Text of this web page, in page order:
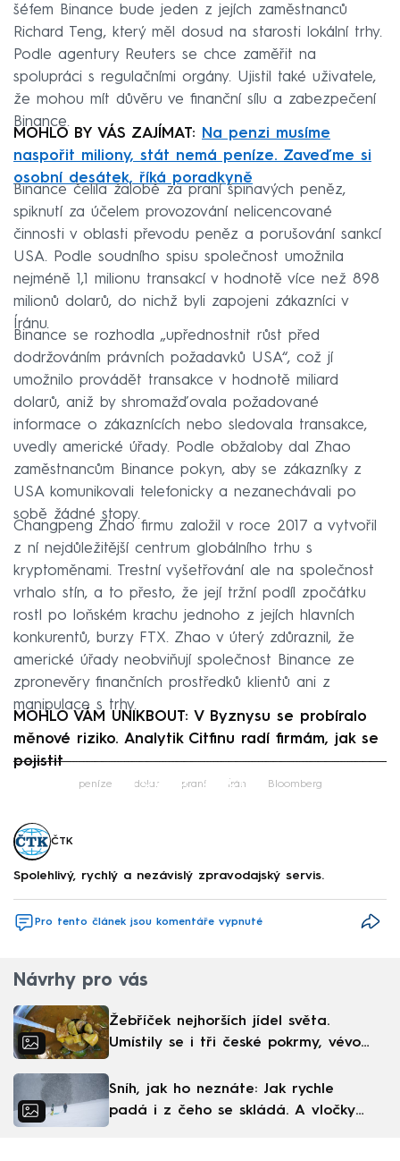
šéfem Binance bude jeden z jejích zaměstnanců
Richard Teng, který měl dosud na starosti lokální trhy.
Podle agentury Reuters se chce zaměřit na
spolupráci s regulačními orgány. Ujistil také uživatele,
že mohou mít důvěru ve finanční sílu a zabezpečení
Binance.
MOHLO BY VÁS ZAJÍMAT:
Na penzi musíme
naspořit miliony, stát nemá peníze. Zaveďme si
osobní desátek, říká poradkyně
Binance čelila žalobě za praní špinavých peněz,
spiknutí za účelem provozování nelicencované
činnosti v oblasti převodu peněz a porušování sankcí
USA. Podle soudního spisu společnost umožnila
nejméně 1,1 milionu transakcí v hodnotě více než 898
milionů dolarů, do nichž byli zapojeni zákazníci v
Íránu.
Binance se rozhodla „upřednostnit růst před
dodržováním právních požadavků USA“, což jí
umožnilo provádět transakce v hodnotě miliard
dolarů, aniž by shromažďovala požadované
informace o zákaznících nebo sledovala transakce,
uvedly americké úřady. Podle obžaloby dal Zhao
zaměstnancům Binance pokyn, aby se zákazníky z
USA komunikovali telefonicky a nezanechávali po
sobě žádné stopy.
Changpeng Zhao firmu založil v roce 2017 a vytvořil
z ní nejdůležitější centrum globálního trhu s
kryptoměnami. Trestní vyšetřování ale na společnost
vrhalo stín, a to přesto, že její tržní podíl zpočátku
rostl po loňském krachu jednoho z jejích hlavních
konkurentů, burzy FTX. Zhao v úterý zdůraznil, že
americké úřady neobviňují společnost Binance ze
zpronevěry finančních prostředků klientů ani z
manipulace s trhy.
MOHLO VÁM UNIKBOUT: V Byznysu se probíralo
měnové riziko. Analytik Citfinu radí firmám, jak se
pojistit
Failed to fetch
peníze dolar praní Írán Bloomberg
ČTK
Spolehlivý, rychlý a nezávislý zpravodajský servis.
Pro tento článek jsou komentáře vypnuté
Návrhy pro vás
Žebříček nejhorších jídel světa.
Umístily se i tři české pokrmy, vévodí
Sníh, jak ho neznáte: Jak rychle
padá i z čeho se skládá. A vločky